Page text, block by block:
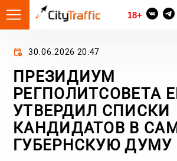
18+
30.06.2026 20:47
ПРЕЗИДИУМ
РЕГПОЛИТСОВЕТА
УТВЕРДИЛ СПИСКИ
КАНДИДАТОВ В
ГУБЕРНСКУЮ ДУМУ